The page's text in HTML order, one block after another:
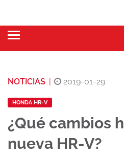
NOTICIAS | 2019-01-29
HONDA HR-V
¿Qué cambios
nueva HR-V?